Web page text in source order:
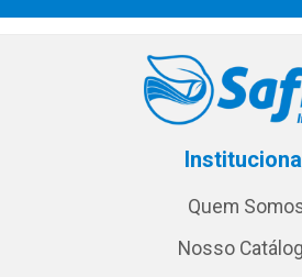
Quem
Nosso